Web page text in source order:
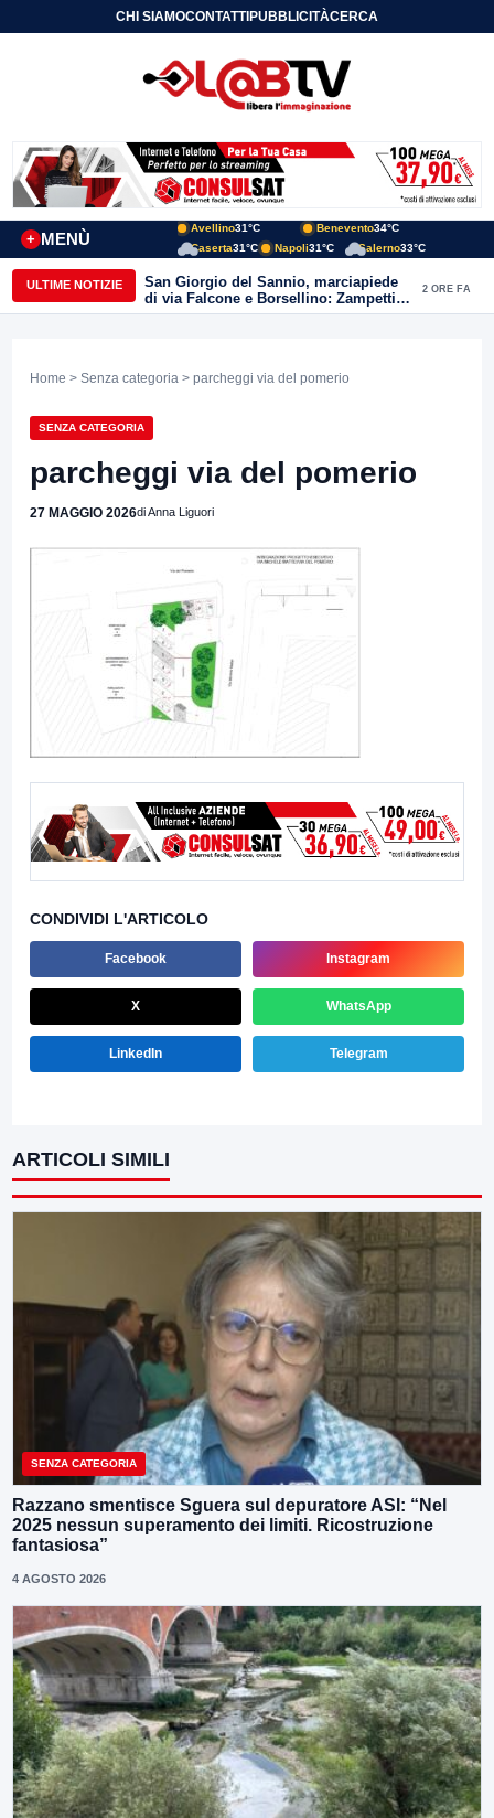
CHI SIAMOCONTATTIPUBBLICITÀCERCA
MENÙ
+
Avellino31°C Benevento34°C
Caserta31°C Napoli31°C Salerno33°C
ULTIME NOTIZIE
San Giorgio del Sannio, marciapiede
di via Falcone e Borsellino: Zampetti e
Lombardi replicano alle polemiche
2 ORE FA
Home > Senza categoria > parcheggi via del pomerio
SENZA CATEGORIA
parcheggi via del pomerio
27 MAGGIO 2026di Anna Liguori
CONDIVIDI L'ARTICOLO
Facebook Instagram
X WhatsApp
LinkedIn Telegram
ARTICOLI SIMILI
SENZA CATEGORIA
Razzano smentisce Sguera sul depuratore ASI: “Nel
2025 nessun superamento dei limiti. Ricostruzione
fantasiosa”
4 AGOSTO 2026